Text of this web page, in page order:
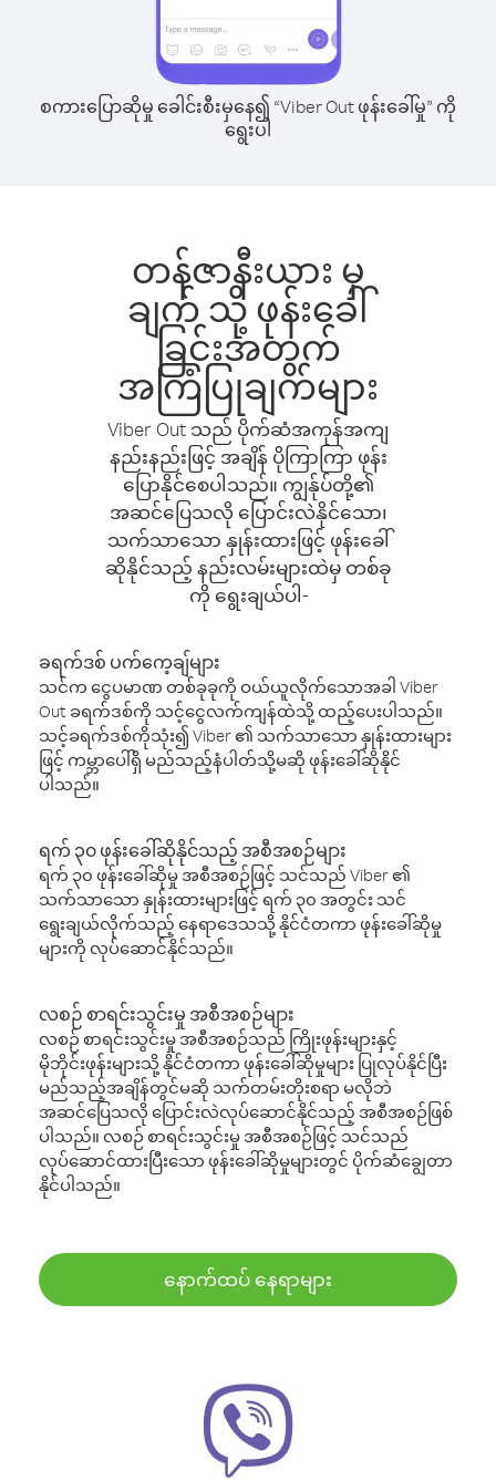
စကားပြောဆိုမှု ခေါင်းစီးမှနေ၍ “Viber Out ဖုန်းခေါ်မှု” ကို
ရွေးပါ
တန်ဇာနီးယား မှ
ချက် သို့ ဖုန်းခေါ်
ခြင်းအတွက်
အကြံပြုချက်များ
Viber Out သည် ပိုက်ဆံအကုန်အကျ
နည်းနည်းဖြင့် အချိန် ပိုကြာကြာ ဖုန်း
ပြောနိုင်စေပါသည်။ ကျွန်ုပ်တို့၏
အဆင်ပြေသလို ပြောင်းလဲနိုင်သော၊
သက်သာသော နှုန်းထားဖြင့် ဖုန်းခေါ်
ဆိုနိုင်သည့် နည်းလမ်းများထဲမှ တစ်ခု
ကို ရွေးချယ်ပါ-
ခရက်ဒစ် ပက်ကေ့ချ်များ
သင်က ငွေပမာဏ တစ်ခုခုကို ဝယ်ယူလိုက်သောအခါ Viber
Out ခရက်ဒစ်ကို သင့်ငွေလက်ကျန်ထဲသို့ ထည့်ပေးပါသည်။
သင့်ခရက်ဒစ်ကိုသုံး၍ Viber ၏ သက်သာသော နှုန်းထားများ
ဖြင့် ကမ္ဘာပေါ်ရှိ မည်သည့်နံပါတ်သို့မဆို ဖုန်းခေါ်ဆိုနိုင်
ပါသည်။
ရက် ၃၀ ဖုန်းခေါ်ဆိုနိုင်သည့် အစီအစဉ်များ
ရက် ၃၀ ဖုန်းခေါ်ဆိုမှု အစီအစဉ်ဖြင့် သင်သည် Viber ၏
သက်သာသော နှုန်းထားများဖြင့် ရက် ၃၀ အတွင်း သင်
ရွေးချယ်လိုက်သည့် နေရာဒေသသို့ နိုင်ငံတကာ ဖုန်းခေါ်ဆိုမှု
များကို လုပ်ဆောင်နိုင်သည်။
လစဉ် စာရင်းသွင်းမှု အစီအစဉ်များ
လစဉ် စာရင်းသွင်းမှု အစီအစဉ်သည် ကြိုးဖုန်းများနှင့်
မိုဘိုင်းဖုန်းများသို့ နိုင်ငံတကာ ဖုန်းခေါ်ဆိုမှုများ ပြုလုပ်နိုင်ပြီး
မည်သည့်အချိန်တွင်မဆို သက်တမ်းတိုးစရာ မလိုဘဲ
အဆင်ပြေသလို ပြောင်းလဲလုပ်ဆောင်နိုင်သည့် အစီအစဉ်ဖြစ်
ပါသည်။ လစဉ် စာရင်းသွင်းမှု အစီအစဉ်ဖြင့် သင်သည်
လုပ်ဆောင်ထားပြီးသော ဖုန်းခေါ်ဆိုမှုများတွင် ပိုက်ဆံချွေတာ
နိုင်ပါသည်။
နောက်ထပ် နေရာများ